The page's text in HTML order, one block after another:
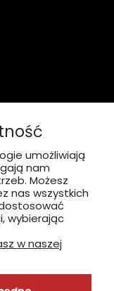
jak dojechać
umożliwiają
nam
Możesz
nas wszystkich
wybierając
w naszej